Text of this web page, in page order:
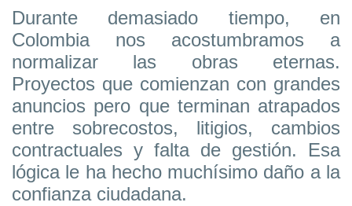
Durante demasiado tiempo, en
Colombia nos acostumbramos a
normalizar las obras eternas.
Proyectos que comienzan con grandes
anuncios pero que terminan atrapados
entre sobrecostos, litigios, cambios
contractuales y falta de gestión. Esa
lógica le ha hecho muchísimo daño a la
confianza ciudadana.